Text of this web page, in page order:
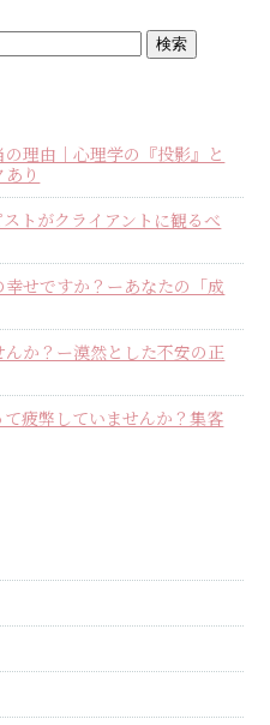
理由｜心理学の『投影』と
り
トがクライアントに観るべ
せですか？ーあなたの「成
か？ー漠然とした不安の正
疲弊していませんか？集客